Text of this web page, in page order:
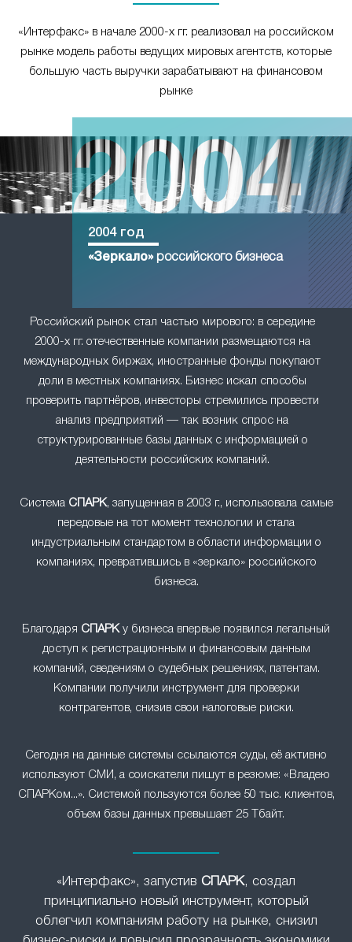
«Интерфакс» в начале 2000-х гг. реализовал на российском
рынке модель работы ведущих мировых агентств, которые
большую часть выручки зарабатывают на финансовом
рынке
Российский рынок стал частью мирового: в середине
2000-х гг. отечественные компании размещаются на
международных биржах, иностранные фонды покупают
доли в местных компаниях. Бизнес искал способы
проверить партнёров, инвесторы стремились провести
анализ предприятий — так возник спрос на
структурированные базы данных с информацией о
деятельности российских компаний.
2004 год
«Зеркало»российского бизнеса
Система СПАРК, запущенная в 2003 г., использовала самые
передовые на тот момент технологии и стала
индустриальным стандартом в области информации о
компаниях, превратившись в «зеркало» российского
бизнеса.
Благодаря СПАРКу бизнеса впервые появился легальный
доступ к регистрационным и финансовым данным
компаний, сведениям о судебных решениях, патентам.
Компании получили инструмент для проверки
контрагентов, снизив свои налоговые риски.
Сегодня на данные системы ссылаются суды, её активно
используют СМИ, а соискатели пишут в резюме: «Владею
СПАРКом...». Системой пользуются более 50 тыс. клиентов,
объем базы данных превышает 25 Тбайт.
«Интерфакс», запустив СПАРК, создал
принципиально новый инструмент, который
облегчил компаниям работу на рынке, снизил